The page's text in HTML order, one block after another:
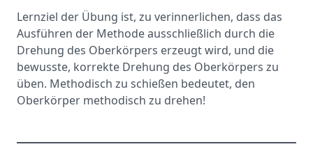
Lernziel der Übung ist, zu verinnerlichen, dass das
Ausführen der Methode ausschließlich durch die
Drehung des Oberkörpers erzeugt wird, und die
bewusste, korrekte Drehung des Oberkörpers zu
üben. Methodisch zu schießen bedeutet, den
Oberkörper methodisch zu drehen!